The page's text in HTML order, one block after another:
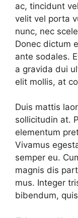
ac, tincidunt
velit vel porta
nunc, nec
Donec dictum
ante sodales.
a gravida dui
elit mollis, at
Duis mattis
sollicitudin at.
elementum
Vivamus
semper eu.
magnis dis
mus. Integer
bibendum,